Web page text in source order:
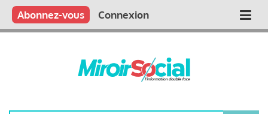
Aller
contenu
Main
Qui sommes nous ?
Vous publiez
Nous publions
Contactez-nous
Abonnez-vous Connexion